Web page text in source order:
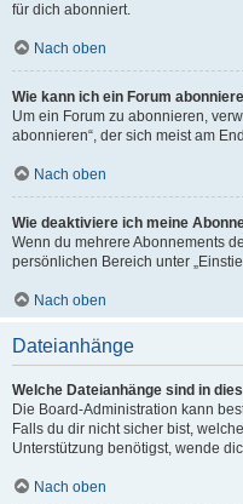
für dich abonniert.
Nach oben
Wie kann ich ein Forum
Um ein Forum zu abonnieren,
abonnieren“, der sich meist am
Nach oben
Wie deaktiviere ich meine
Wenn du mehrere Abonnements
persönlichen Bereich unter
Nach oben
Dateianhänge
Welche Dateianhänge sind in
Die Board-Administration kann
Falls du dir nicht sicher bist,
Unterstützung benötigst, wende
Nach oben